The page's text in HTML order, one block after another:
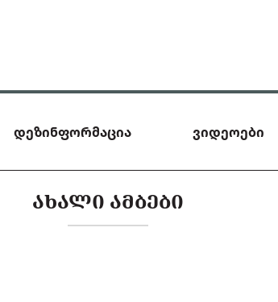
დეზინფორმაცია ვიდეოები
ᲐᲮᲐᲚᲘ ᲐᲛᲑᲔᲑᲘ